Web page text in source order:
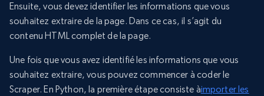
Ensuite, vous devez identifier les informations que vous
souhaitez extraire de la page. Dans ce cas, il s’agit du
contenu HTML complet de la page.
Une fois que vous avez identifié les informations que vous
souhaitez extraire, vous pouvez commencer à coder le
Scraper. En Python, la première étape consiste àimporter les